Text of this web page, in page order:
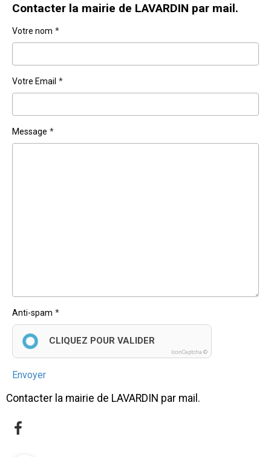
Contacter la mairie de LAVARDIN par mail.
Votre nom
Votre Email
Message
Anti-spam
CLIQUEZ POUR VALIDER
IconCaptcha ©
Envoyer
Contacter la mairie de LAVARDIN par mail.